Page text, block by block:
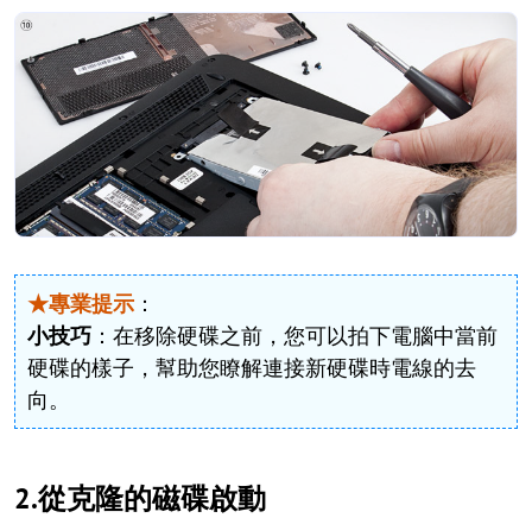
★專業提示 ：
小技巧 ：在移除硬碟之前，您可以拍下電腦中當前
硬碟的樣子，幫助您瞭解連接新硬碟時電線的去
向。
2.從克隆的磁碟啟動